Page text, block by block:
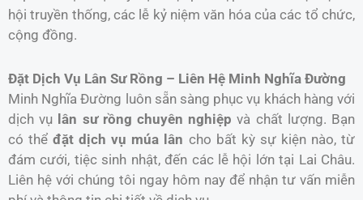
hội truyền thống, các lễ kỷ niệm văn hóa của các tổ chức,
cộng đồng.
Đặt Dịch Vụ Lân Sư Rồng – Liên Hệ Minh Nghĩa Đường
Minh Nghĩa Đường luôn sẵn sàng phục vụ khách hàng với
dịch vụ lân sư rồng chuyên nghiệp và chất lượng. Bạn
có thểđặt dịch vụ múa lân cho bất kỳ sự kiện nào, từ
đám cưới, tiệc sinh nhật, đến các lễ hội lớn tại Lai Châu.
Liên hệ với chúng tôi ngay hôm nay để nhận tư vấn miễn